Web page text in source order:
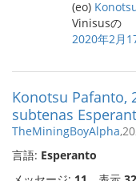
(eo)
Vinisusの
2020年2月
Konotsu Pafanto,
subtenas
TheMiningBoyAlpha
言語: Esperanto